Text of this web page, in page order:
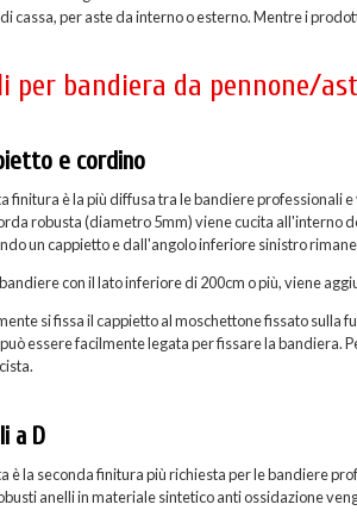
cassa, per aste da interno o esterno. Mentre i
per bandiera da pennone/
e cordino
finitura è la più diffusa tra le bandiere professionali
robusta (diametro 5mm) viene cucita all'interno
un cappietto e dall'angolo inferiore sinistro
con il lato inferiore di 200cm o più, viene
si fissa il cappietto al moschettone fissato sulla
essere facilmente legata per fissare la bandiera.
a D
è la seconda finitura più richiesta per le bandiere
anelli in materiale sintetico anti ossidazione